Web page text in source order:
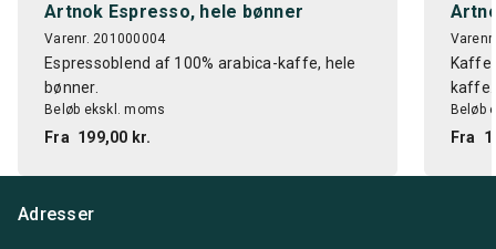
Artnok Espresso, hele bønner
Varenr. 201000004
Espressoblend af 100% arabica-kaffe, hele
bønner.
Beløb ekskl. moms
Fra 199,00 kr.
kaffe.
Beløb
Fra
Adresser